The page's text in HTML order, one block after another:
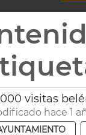
visitas
hace 1